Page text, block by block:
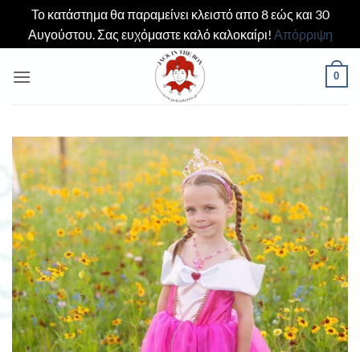
Το κατάστημα θα παραμείνει κλειστό απο 8 εώς και 30
Αυγούστου. Σας ευχόμαστε καλό καλοκαίρι! Απόρριψη
στο
0